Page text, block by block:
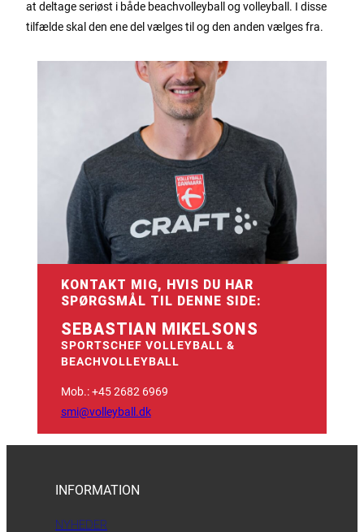
at deltage seriøst i både beachvolleyball og volleyball. I disse
tilfælde skal den ene del vælges til og den anden vælges fra.
KONTAKT MIG, HVIS DU HAR
SPØRGSMÅL TIL DENNE SIDE:
SEBASTIAN MIKELSONS
SPORTSCHEF VOLLEYBALL &
BEACHVOLLEYBALL
Mob.: +45 2682 6969
smi@volleyball.dk
INFORMATION
NYHEDER